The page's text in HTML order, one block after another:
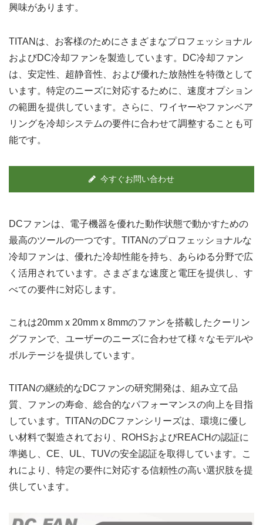
興味があります。
TITANは、お客様のためにさまざまなプロフェッショナル
およびDC冷却ファンを製造しています。DC冷却ファン
は、安定性、超静音性、および優れた放熱性を特徴として
います。特定のニーズに対応するために、速度オプション
の範囲を提供しています。さらに、ワイヤーやファンベア
リングを冷却システムの要件に合わせて調整することも可
能です。
今すぐお問い合わせ
DCファンは、電子機器を優れた動作状態で動かすための
最高のツールの一つです。TITANのプロフェッショナルな
冷却ファンは、優れた冷却性能を持ち、あらゆる分野で広
く活用されています。さまざまな速度と電圧を提供し、す
べての要件に対応します。
これは20mm x 20mm x 8mmのファンを搭載したクーリン
グファンで、ユーザーのニーズに合わせて様々なモデルや
ボルテージを提供しています。
TITANの継続的なDCファンの研究開発は、組み立て品
質、ファンの寿命、総合的なパフォーマンスの向上を目指
しています。TITANのDCファンシリーズは、環境に優し
い材料で製造されており、ROHSおよびREACHの認証に
準拠し、CE、UL、TUVの安全認証を取得しています。こ
れにより、特定の要件に対応する信頼性の高い選択肢を提
供しています。